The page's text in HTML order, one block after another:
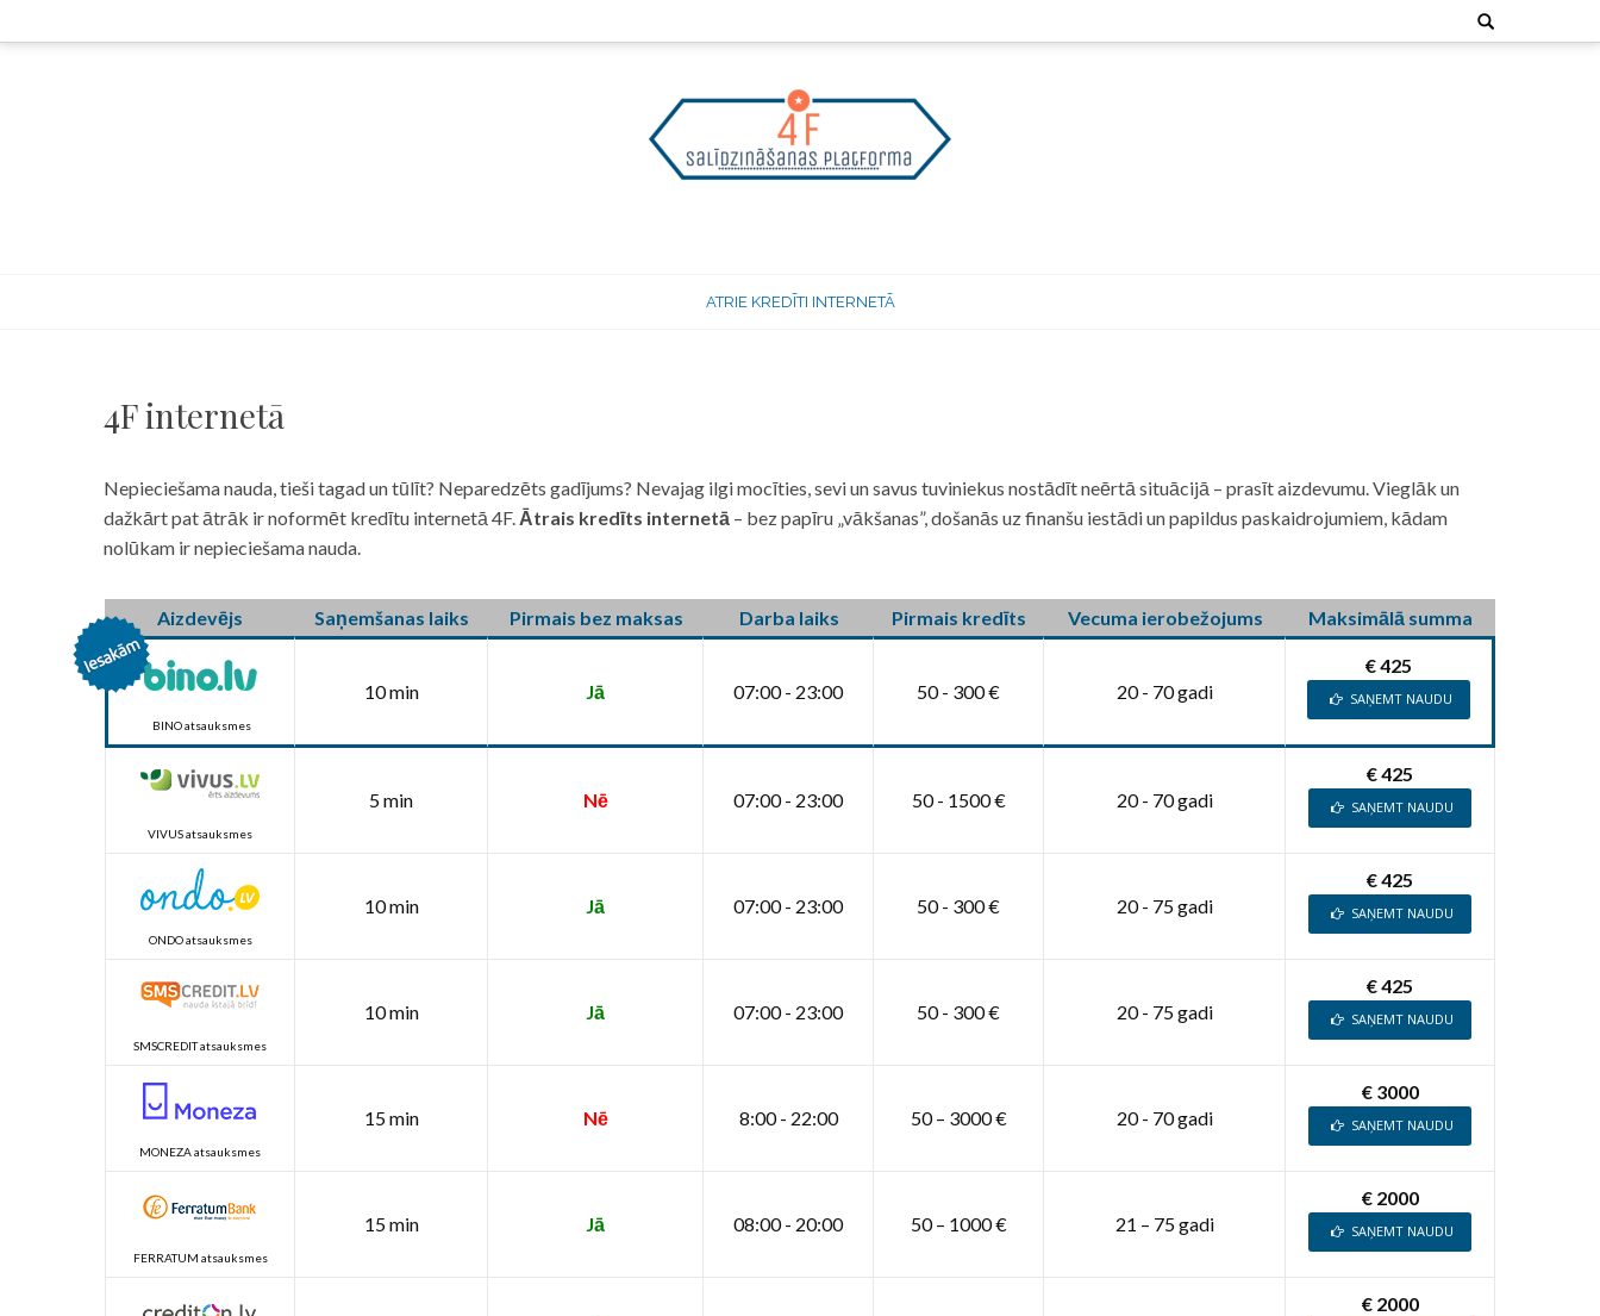
to
Search
for:
ATRIE KREDĪTI INTERNETĀ
4F internetā
Nepieciešama nauda, tieši tagad un tūlīt? Neparedzēts gadījums? Nevajag ilgi mocīties, sevi un savus tuviniekus nostādīt neērtā situācijā – prasīt aizdevumu. Vieglāk un
dažkārt pat ātrāk ir noformēt kredītu internetā 4F. Ātrais kredīts internetā – bez papīru „vākšanas”, došanās uz finanšu iestādi un papildus paskaidrojumiem, kādam
nolūkam ir nepieciešama nauda.
Aizdevējs Saņemšanas laiks Pirmais bez maksas Darba laiks Pirmais kredīts Vecuma ierobežojums Maksimālā summa
BINO atsauksmes
10 min Jā 07:00 - 23:00 50 - 300 € 20 - 70 gadi
€ 425
SAŅEMT NAUDU
VIVUS atsauksmes
5 min Nē 07:00 - 23:00 50 - 1500 € 20 - 70 gadi
€ 425
SAŅEMT NAUDU
ONDO atsauksmes
10 min Jā 07:00 - 23:00 50 - 300 € 20 - 75 gadi
€ 425
SAŅEMT NAUDU
SMSCREDIT atsauksmes
10 min Jā 07:00 - 23:00 50 - 300 € 20 - 75 gadi
€ 425
SAŅEMT NAUDU
MONEZA atsauksmes
15 min Nē 8:00 - 22:00 50 – 3000 € 20 - 70 gadi
€ 3000
SAŅEMT NAUDU
FERRATUM atsauksmes
15 min Jā 08:00 - 20:00 50 – 1000 € 21 – 75 gadi
€ 2000
SAŅEMT NAUDU
€ 2000